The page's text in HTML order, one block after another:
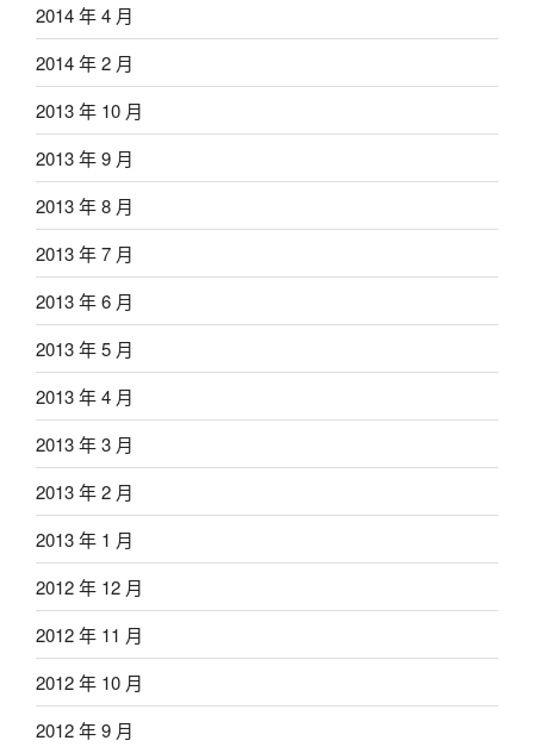
2014 年 4 月
2014 年 2 月
2013 年 10 月
2013 年 9 月
2013 年 8 月
2013 年 7 月
2013 年 6 月
2013 年 5 月
2013 年 4 月
2013 年 3 月
2013 年 2 月
2013 年 1 月
2012 年 12 月
2012 年 11 月
2012 年 10 月
2012 年 9 月